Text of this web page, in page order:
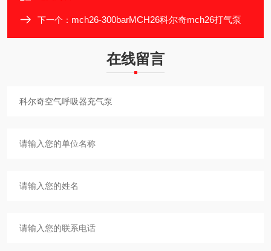
下一个： mch26-300barMCH26科尔奇mch26打气泵
在线留言